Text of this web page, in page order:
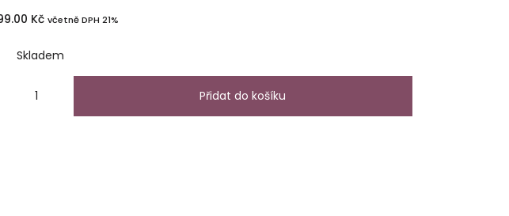
Kč včetně DPH 21%
Skladem
Přidat do košíku